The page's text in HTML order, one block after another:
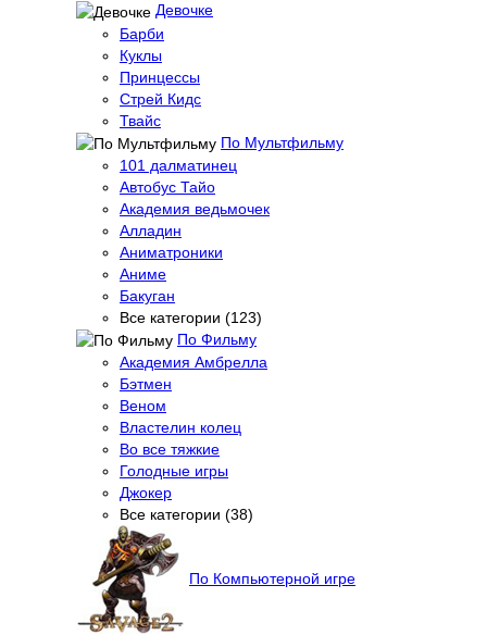
Девочке
Барби
Куклы
Принцессы
Стрей Кидс
Твайс
По Мультфильму
101 далматинец
Автобус Тайо
Академия ведьмочек
Алладин
Аниматроники
Аниме
Бакуган
Все категории (123)
По Фильму
Академия Амбрелла
Бэтмен
Веном
Властелин колец
Во все тяжкие
Голодные игры
Джокер
Все категории (38)
По Компьютерной игре